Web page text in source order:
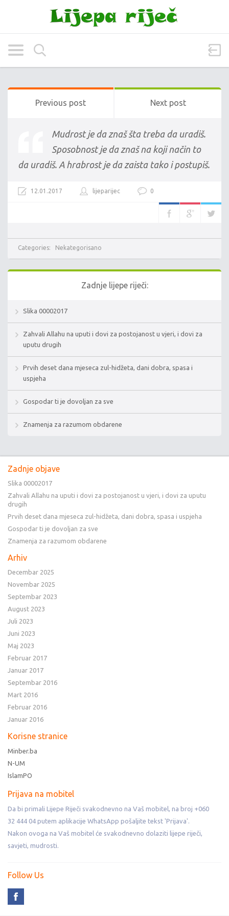
Previous post Next post
Mudrost je da znaš šta treba da uradiš.
Sposobnost je da znaš na koji način to
da uradiš. A hrabrost je da zaista tako i postupiš.
12.01.2017 lijeparijec 0
Categories: Nekategorisano
Zadnje lijepe riječi:
Slika 00002017
Zahvali Allahu na uputi i dovi za postojanost u vjeri, i dovi za
uputu drugih
Prvih deset dana mjeseca zul-hidžeta, dani dobra, spasa i
uspjeha
Gospodar ti je dovoljan za sve
Znamenja za razumom obdarene
Zadnje objave
Slika 00002017
Zahvali Allahu na uputi i dovi za postojanost u vjeri, i dovi za uputu
drugih
Prvih deset dana mjeseca zul-hidžeta, dani dobra, spasa i uspjeha
Gospodar ti je dovoljan za sve
Znamenja za razumom obdarene
Arhiv
Decembar 2025
Novembar 2025
Septembar 2023
August 2023
Juli 2023
Juni 2023
Maj 2023
Februar 2017
Januar 2017
Septembar 2016
Mart 2016
Februar 2016
Januar 2016
Korisne stranice
Minber.ba
N-UM
IslamPO
Prijava na mobitel
Da bi primali Lijepe Riječi svakodnevno na Vaš mobitel, na broj +060
32 444 04 putem aplikacije WhatsApp pošaljite tekst 'Prijava'.
Nakon ovoga na Vaš mobitel će svakodnevno dolaziti lijepe riječi,
savjeti, mudrosti.
Follow Us